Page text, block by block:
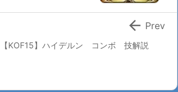
【KOF15】ハイデルン コンボ 技解説
 Prev